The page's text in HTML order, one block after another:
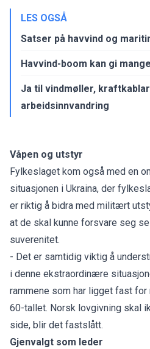
LES OGSÅ
Satser på havvind og
Havvind-boom kan gi
Ja til vindmøller,
arbeidsinnvandring
Våpen og utstyr
Fylkeslaget kom også med en
situasjonen i Ukraina, der
er riktig å bidra med militært
at de skal kunne forsvare seg
suverenitet.
- Det er samtidig viktig å
i denne ekstraordinære
rammene som har ligget fast
60-tallet. Norsk lovgivning skal
side, blir det fastslått.
Gjenvalgt som leder